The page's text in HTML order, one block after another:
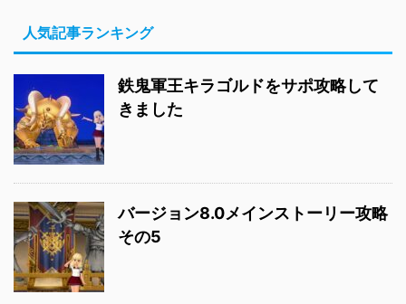
人気記事ランキング
鉄鬼軍王キラゴルドをサポ攻略して
きました
バージョン8.0メインストーリー攻略
その5